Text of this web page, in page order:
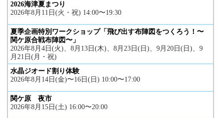
2026海津夏まつり
2026年8月11日(火・祝) 14:00〜19:30
夏季企画特別ワークショップ「飛び出す布陣図をつくろう！〜
関ケ原合戦布陣図〜」
2026年8月4日(火)、8月13日(木)、8月23日(日)、9月20日(日)、9
月21日(月・祝)
水晶ジオード割り体験
2026年8月14日(金)〜16日(日) 10:00〜17:00
関ケ原 夜市
2026年8月15日(土) 16:00〜20:00